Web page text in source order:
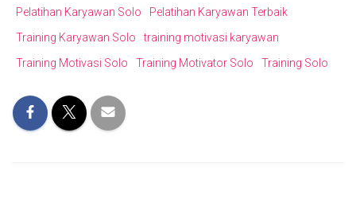
Pelatihan Karyawan Solo
Pelatihan Karyawan Terbaik
Training Karyawan Solo
training motivasi karyawan
Training Motivasi Solo
Training Motivator Solo Training Solo